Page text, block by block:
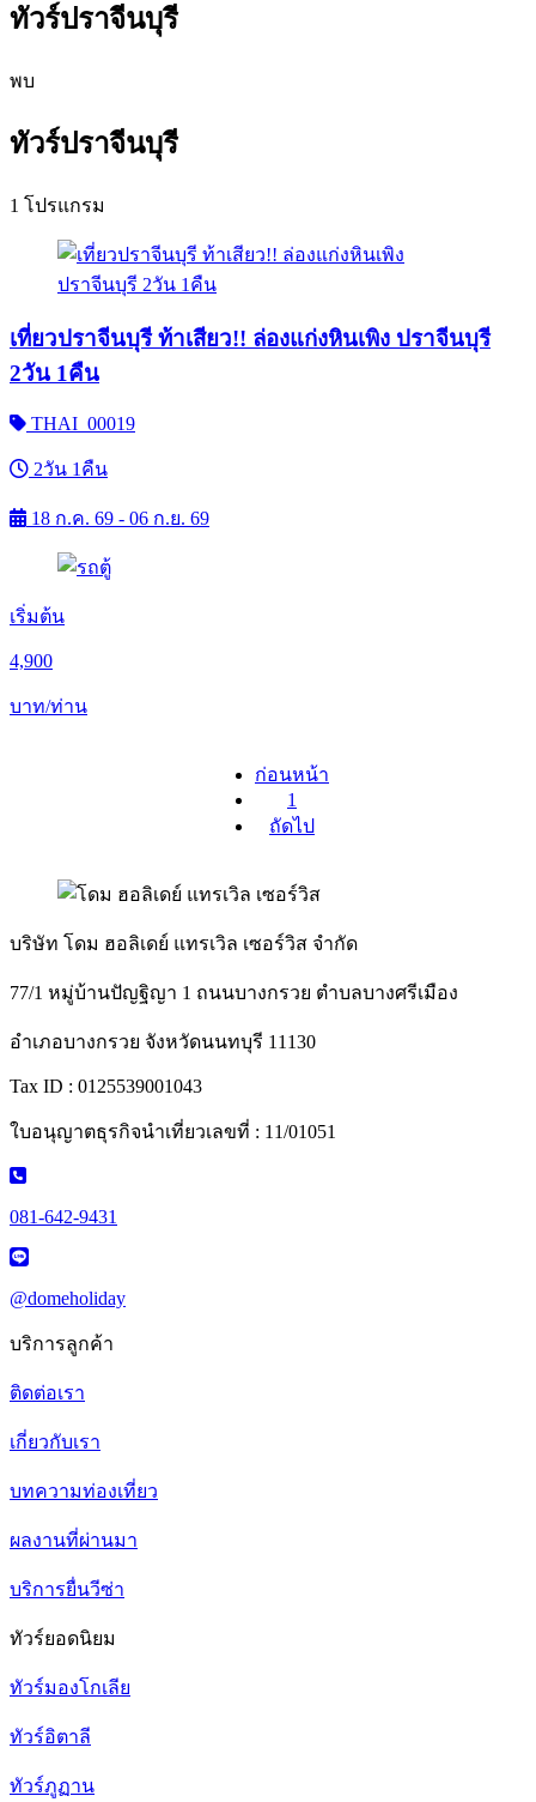
ทัวร์ปราจีนบุรี
พบ
ทัวร์ปราจีนบุรี
1 โปรแกรม
เที่ยวปราจีนบุรี ท้าเสียว!! ล่องแก่งหินเพิง ปราจีนบุรี
2วัน 1คืน
THAI_00019
2วัน 1คืน
18 ก.ค. 69 - 06 ก.ย. 69
เริ่มต้น
4,900
บาท/ท่าน
ก่อนหน้า
1
ถัดไป
บริษัท โดม ฮอลิเดย์ แทรเวิล เซอร์วิส จำกัด
77/1 หมู่บ้านปัญฐิญา 1 ถนนบางกรวย ตำบลบางศรีเมือง
อำเภอบางกรวย จังหวัดนนทบุรี 11130
Tax ID : 0125539001043
ใบอนุญาตธุรกิจนำเที่ยวเลขที่ : 11/01051
081-642-9431
@domeholiday
บริการลูกค้า
ติดต่อเรา
เกี่ยวกับเรา
บทความท่องเที่ยว
ผลงานที่ผ่านมา
บริการยื่นวีซ่า
ทัวร์ยอดนิยม
ทัวร์มองโกเลีย
ทัวร์อิตาลี
ทัวร์ภูฏาน